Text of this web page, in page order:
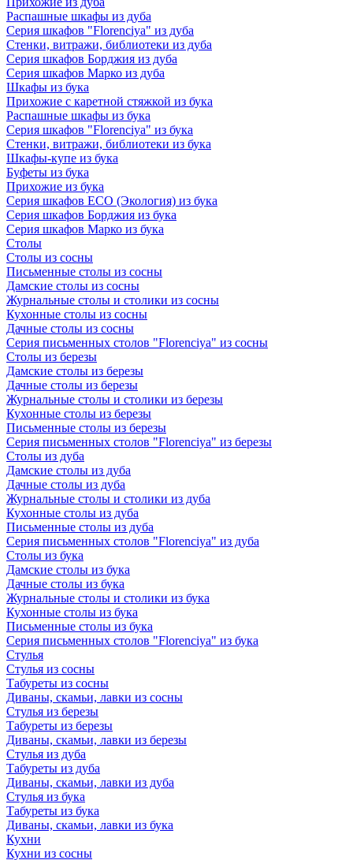
Распашные шкафы из дуба
Серия шкафов "Florenciya" из дуба
Стенки, витражи, библиотеки из дуба
Серия шкафов Борджия из дуба
Серия шкафов Марко из дуба
Шкафы из бука
Прихожие с каретной стяжкой из бука
Распашные шкафы из бука
Серия шкафов "Florenciya" из бука
Стенки, витражи, библиотеки из бука
Шкафы-купе из бука
Буфеты из бука
Прихожие из бука
Серия шкафов ECO (Экология) из бука
Серия шкафов Борджия из бука
Серия шкафов Марко из бука
Столы
Столы из сосны
Письменные столы из сосны
Дамские столы из сосны
Журнальные столы и столики из сосны
Кухонные столы из сосны
Дачные столы из сосны
Серия письменных столов "Florenciya" из сосны
Столы из березы
Дамские столы из березы
Дачные столы из березы
Журнальные столы и столики из березы
Кухонные столы из березы
Письменные столы из березы
Серия письменных столов "Florenciya" из березы
Столы из дуба
Дамские столы из дуба
Дачные столы из дуба
Журнальные столы и столики из дуба
Кухонные столы из дуба
Письменные столы из дуба
Серия письменных столов "Florenciya" из дуба
Столы из бука
Дамские столы из бука
Дачные столы из бука
Журнальные столы и столики из бука
Кухонные столы из бука
Письменные столы из бука
Серия письменных столов "Florenciya" из бука
Стулья
Стулья из сосны
Табуреты из сосны
Диваны, скамьи, лавки из сосны
Стулья из березы
Табуреты из березы
Диваны, скамьи, лавки из березы
Стулья из дуба
Табуреты из дуба
Диваны, скамьи, лавки из дуба
Стулья из бука
Табуреты из бука
Диваны, скамьи, лавки из бука
Кухни
Кухни из сосны